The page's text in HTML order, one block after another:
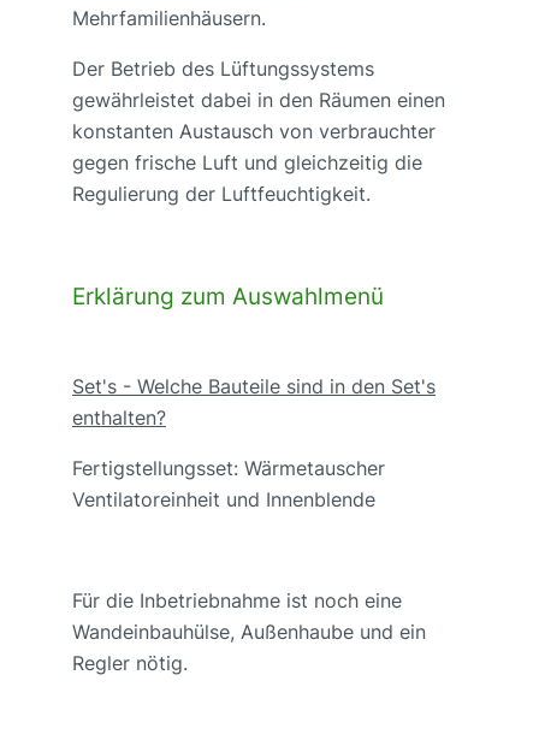
Mehrfamilienhäusern.
Der Betrieb des Lüftungssystems
gewährleistet dabei in den Räumen einen
konstanten Austausch von verbrauchter
gegen frische Luft und gleichzeitig die
Regulierung der Luftfeuchtigkeit.
Erklärung zum Auswahlmenü
Set's - Welche Bauteile sind in den Set's
enthalten?
Fertigstellungsset: Wärmetauscher
Ventilatoreinheit und Innenblende
Für die Inbetriebnahme ist noch eine
Wandeinbauhülse, Außenhaube und ein
Regler nötig.